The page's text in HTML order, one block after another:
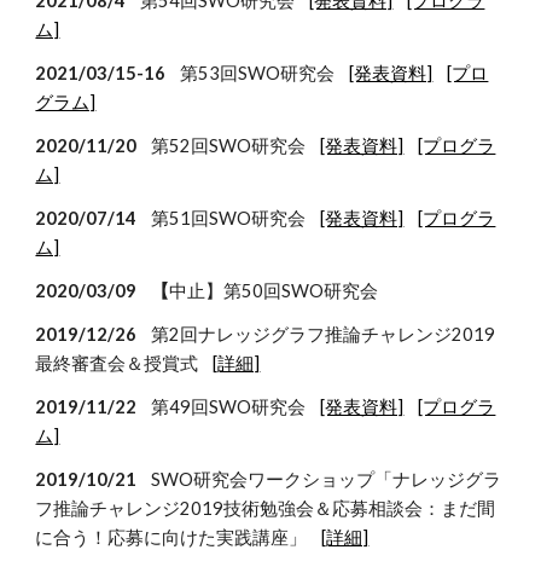
ム]
2021/03/15-16 第53回SWO研究会 [発表資料]
[プロ
グラム]
2020/11/20 第52回SWO研究会 [発表資料]
[プログラ
ム]
2020/07/14 第51回SWO研究会 [発表資料]
[プログラ
ム]
2020/03/09 【中止】第50回SWO研究会
2019/12/26第2回ナレッジグラフ推論チャレンジ2019
最終審査会＆授賞式 [詳細]
2019/11/22第49回SWO研究会 [発表資料]
[プログラ
ム]
2019/10/21SWO研究会ワークショップ「ナレッジグラ
フ推論チャレンジ2019技術勉強会＆応募相談会：まだ間
に合う！応募に向けた実践講座」 [詳細]